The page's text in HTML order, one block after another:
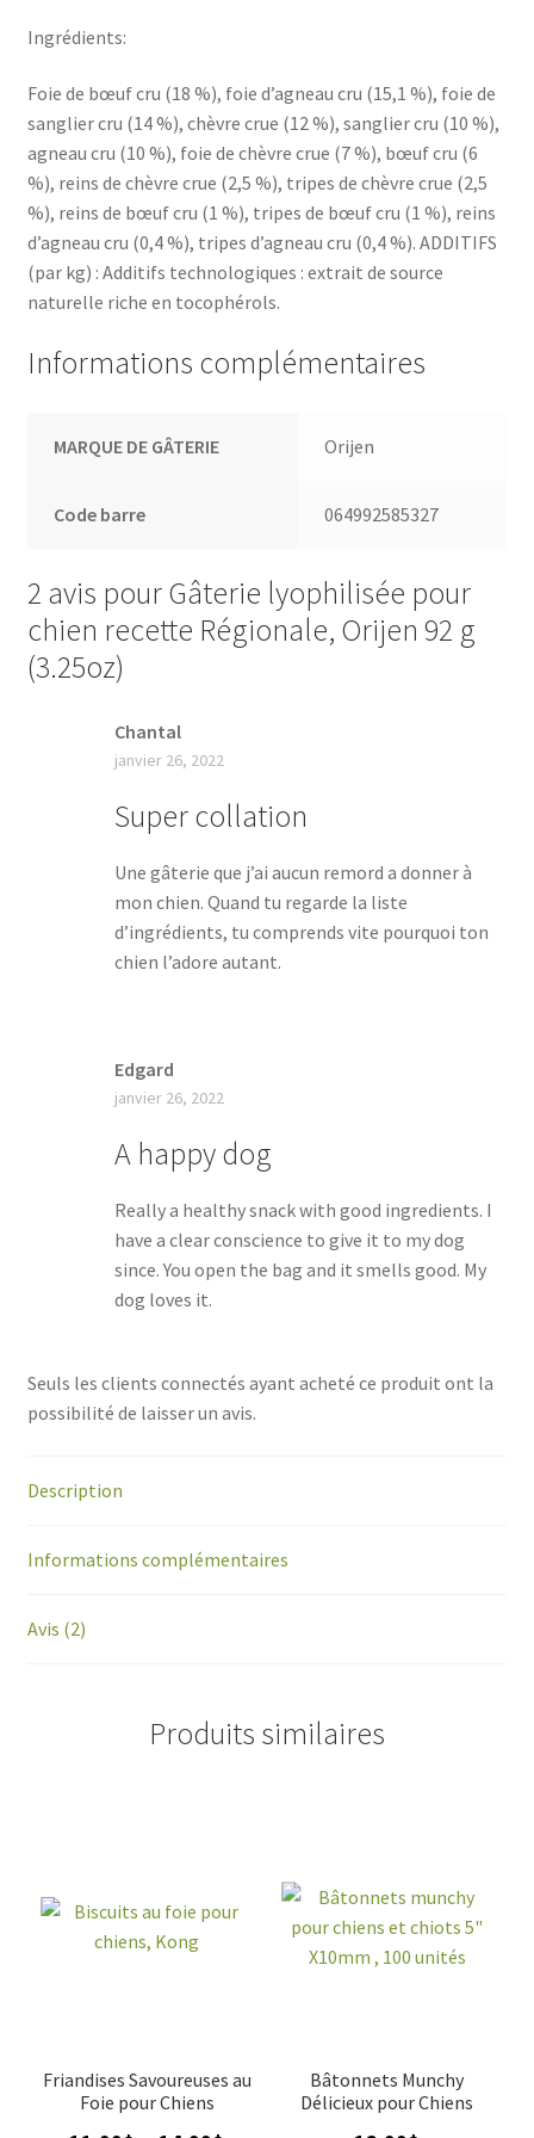
Ingrédients:
Foie de bœuf cru (18 %), foie d’agneau cru (15,1 %), foie de
sanglier cru (14 %), chèvre crue (12 %), sanglier cru (10 %),
agneau cru (10 %), foie de chèvre crue (7 %), bœuf cru (6
%), reins de chèvre crue (2,5 %), tripes de chèvre crue (2,5
%), reins de bœuf cru (1 %), tripes de bœuf cru (1 %), reins
d’agneau cru (0,4 %), tripes d’agneau cru (0,4 %). ADDITIFS
(par kg) : Additifs technologiques : extrait de source
naturelle riche en tocophérols.
Informations complémentaires
MARQUE DE GÂTERIE Orijen
Code barre 064992585327
2 avis pourGâterie lyophilisée pour
chien recette Régionale, Orijen 92 g
(3.25oz)
Chantal
janvier 26, 2022
Super collation
Une gâterie que j’ai aucun remord a donner à
mon chien. Quand tu regarde la liste
d’ingrédients, tu comprends vite pourquoi ton
chien l’adore autant.
Edgard
janvier 26, 2022
A happy dog
Really a healthy snack with good ingredients. I
have a clear conscience to give it to my dog
since. You open the bag and it smells good. My
dog loves it.
Seuls les clients connectés ayant acheté ce produit ont la
possibilité de laisser un avis.
Description
Informations complémentaires
Avis (2)
Produits similaires
Friandises Savoureuses au
Foie pour Chiens
Bâtonnets Munchy
Délicieux pour Chiens